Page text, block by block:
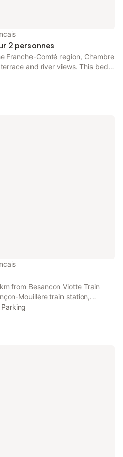
2 personnes
Franche-Comté region, Chambre
and river views. This bed
with a balcony. The bed
screen TV.
from Besancon Viotte Train
Mouillère train station,
Parking